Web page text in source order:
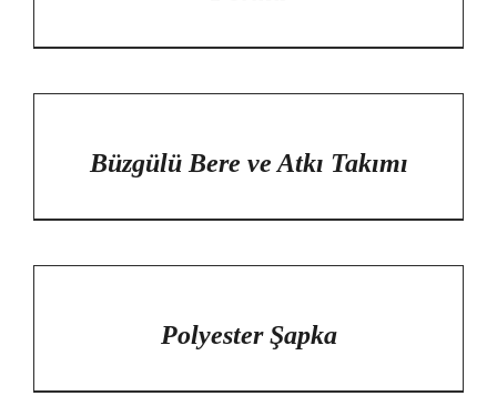
Büzgülü Bere ve Atkı Takımı
Polyester Şapka